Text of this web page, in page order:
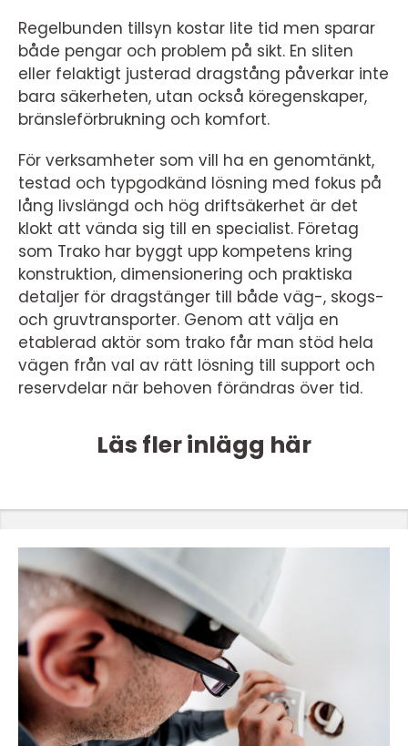
Regelbunden tillsyn kostar lite tid men sparar
både pengar och problem på sikt. En sliten
eller felaktigt justerad dragstång påverkar inte
bara säkerheten, utan också köregenskaper,
bränsleförbrukning och komfort.
För verksamheter som vill ha en genomtänkt,
testad och typgodkänd lösning med fokus på
lång livslängd och hög driftsäkerhet är det
klokt att vända sig till en specialist. Företag
som Trako har byggt upp kompetens kring
konstruktion, dimensionering och praktiska
detaljer för dragstänger till både väg-, skogs-
och gruvtransporter. Genom att välja en
etablerad aktör som trako får man stöd hela
vägen från val av rätt lösning till support och
reservdelar när behoven förändras över tid.
Läs fler inlägg här